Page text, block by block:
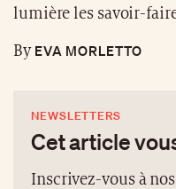
lumière les savoir-faire
ByEVA MORLETTO
NEWSLETTERS
Cet article
Inscrivez-vous à